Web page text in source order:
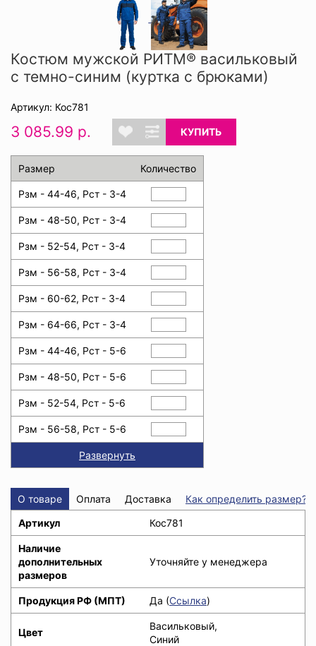
Костюм мужской РИТМ® васильковый
с темно-синим (куртка с брюками)
Артикул: Кос781
3 085.99 р. КУПИТЬ
Размер Количество
Рзм - 44-46, Рст - 3-4
Рзм - 48-50, Рст - 3-4
Рзм - 52-54, Рст - 3-4
Рзм - 56-58, Рст - 3-4
Рзм - 60-62, Рст - 3-4
Рзм - 64-66, Рст - 3-4
Рзм - 44-46, Рст - 5-6
Рзм - 48-50, Рст - 5-6
Рзм - 52-54, Рст - 5-6
Рзм - 56-58, Рст - 5-6
Развернуть
О товаре Оплата Доставка
Как определить размер?
Артикул
Кос781
Наличие
дополнительных
размеров
Уточняйте у менеджера
Продукция РФ (МПТ) Да (Ссылка)
Цвет
Васильковый,
Синий